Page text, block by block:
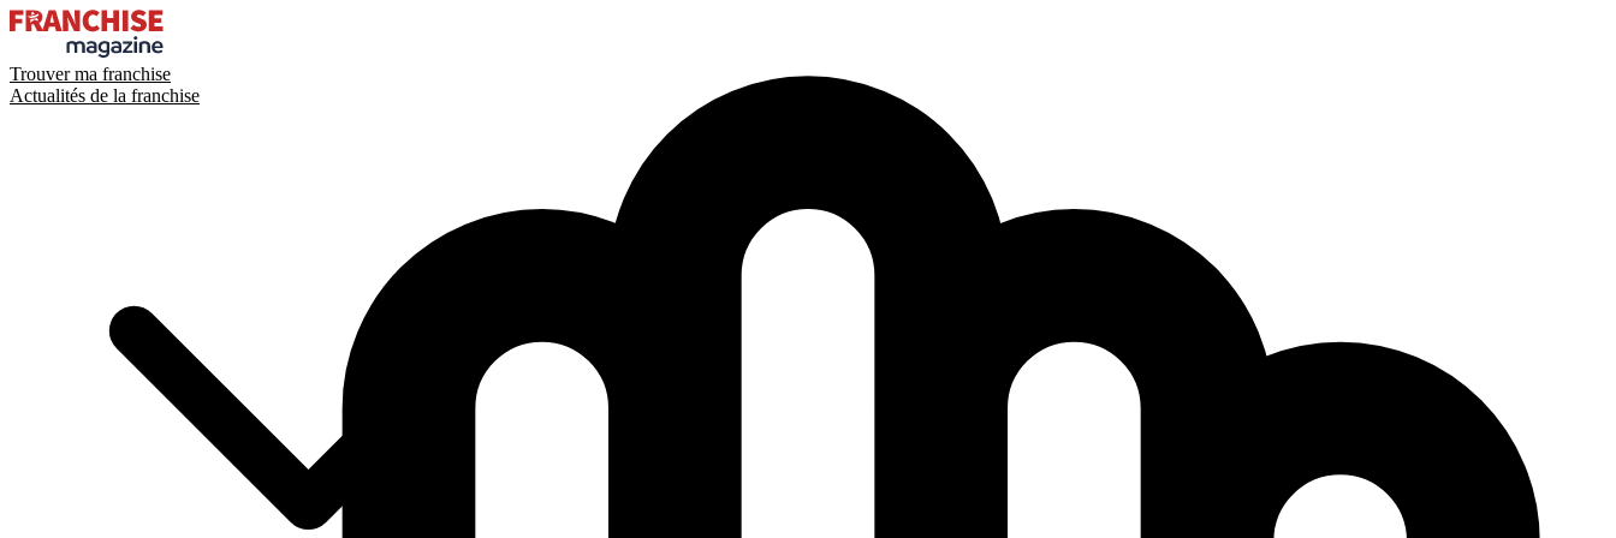
Trouver ma franchise
Actualités de la franchise